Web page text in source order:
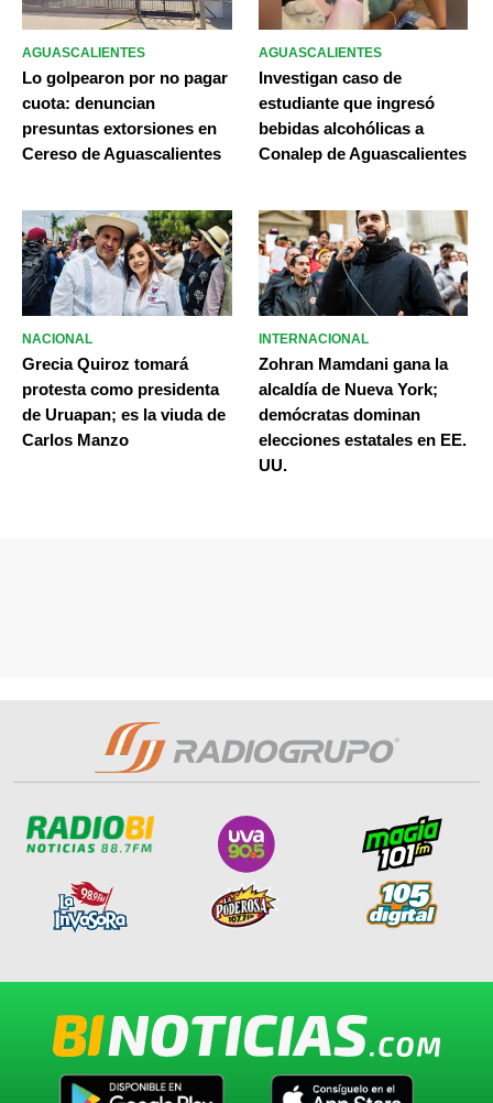
AGUASCALIENTES
Lo golpearon por no pagar
cuota: denuncian
presuntas extorsiones en
Cereso de Aguascalientes
AGUASCALIENTES
Investigan caso de
estudiante que ingresó
bebidas alcohólicas a
Conalep de Aguascalientes
NACIONAL
Grecia Quiroz tomará
protesta como presidenta
de Uruapan; es la viuda de
Carlos Manzo
INTERNACIONAL
Zohran Mamdani gana la
alcaldía de Nueva York;
demócratas dominan
elecciones estatales en EE.
UU.